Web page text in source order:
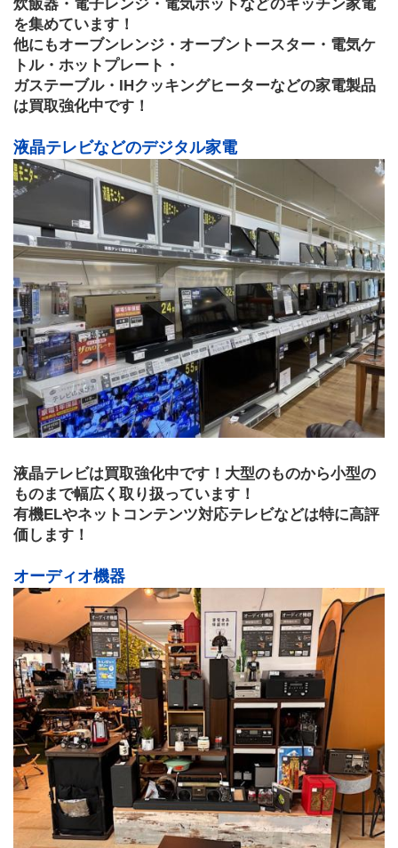
炊飯器・電子レンジ・電気ポットなどのキッチン家電
を集めています！
他にもオーブンレンジ・オーブントースター・電気ケ
トル・ホットプレート・
ガステーブル・IHクッキングヒーターなどの家電製品
は買取強化中です！
液晶テレビなどのデジタル家電
液晶テレビは買取強化中です！大型のものから小型の
ものまで幅広く取り扱っています！
有機ELやネットコンテンツ対応テレビなどは特に高評
価します！
オーディオ機器